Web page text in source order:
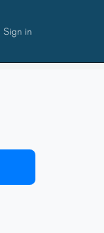
Sign in
Listings